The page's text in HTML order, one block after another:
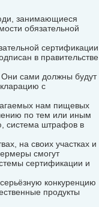
занимающиеся
обязательной
сертификации
в правительстве
Они сами должны будут
с
нам пищевых
по тем или иным
система штрафов в
на своих участках и
смогут
сертификации и
конкуренцию
продукты